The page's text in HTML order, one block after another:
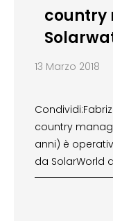
country
13 Marzo 2018
country
anni) è
da SolarWorld